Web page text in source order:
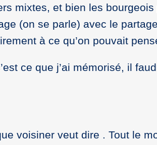
mixtes, et bien les
(on se parle) avec le
à ce qu’on pouvait
ce que j’ai mémorisé, il
voisiner veut dire . Tout le